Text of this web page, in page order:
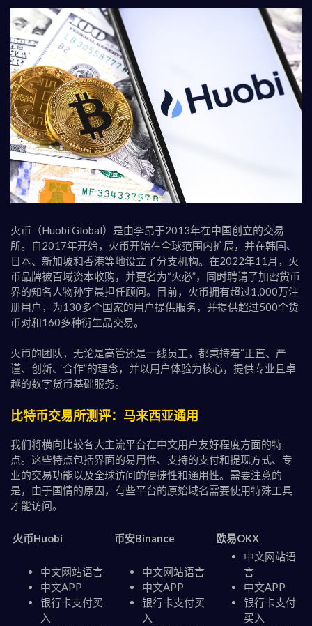
火币（Huobi Global）是由李昂于2013年在中国创立的交易
所。自2017年开始，火币开始在全球范围内扩展，并在韩国、
日本、新加坡和香港等地设立了分支机构。在2022年11月，火
币品牌被百域资本收购，并更名为“火必”，同时聘请了加密货币
界的知名人物孙宇晨担任顾问。目前，火币拥有超过1,000万注
册用户，为130多个国家的用户提供服务，并提供超过500个货
币对和160多种衍生品交易。
火币的团队，无论是高管还是一线员工，都秉持着“正直、严
谨、创新、合作”的理念，并以用户体验为核心，提供专业且卓
越的数字货币基础服务。
比特币交易所测评：马来西亚通用
我们将横向比较各大主流平台在中文用户友好程度方面的特
点。这些特点包括界面的易用性、支持的支付和提现方式、专
业的交易功能以及全球访问的便捷性和通用性。需要注意的
是，由于国情的原因，有些平台的原始域名需要使用特殊工具
才能访问。
火币Huobi 币安Binance 欧易OKX
中文网站语言
中文APP
银行卡支付买
入
中文网站语言
中文APP
银行卡支付买
入
中文网站语
言
中文APP
银行卡支付
买入